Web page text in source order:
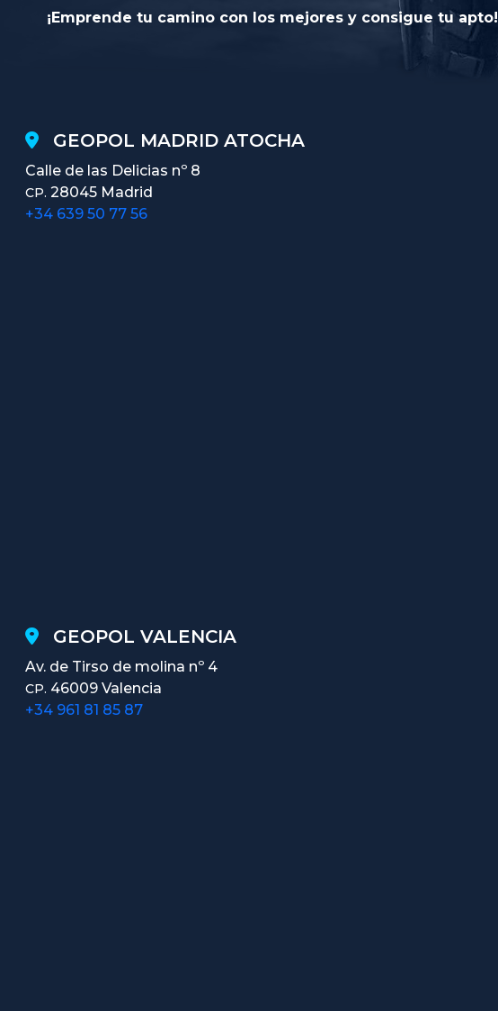
¡Emprende tu camino con los mejores y consigue tu apto!
GEOPOL MADRID ATOCHA
Calle de las Delicias nº 8
CP. 28045 Madrid
+34 639 50 77 56
GEOPOL VALENCIA
Av. de Tirso de molina nº 4
CP. 46009 Valencia
+34 961 81 85 87